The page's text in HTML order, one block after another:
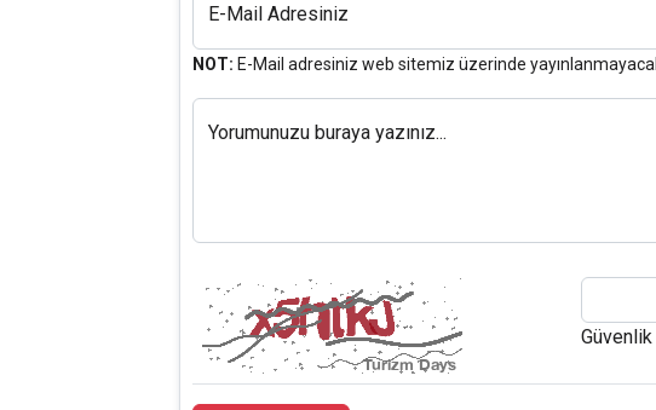
E-Mail Adresiniz
NOT: E-Mail adresiniz web sitemiz üzerinde
Yorumunuzu buraya yazınız...
Güvenlik